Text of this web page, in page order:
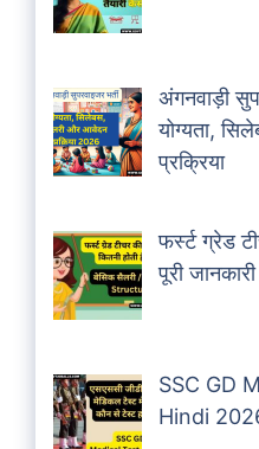
अंगनवाड़ी
योग्यता,
प्रक्रिया
फर्स्ट ग्रेड
पूरी
SSC GD
Hindi 2026